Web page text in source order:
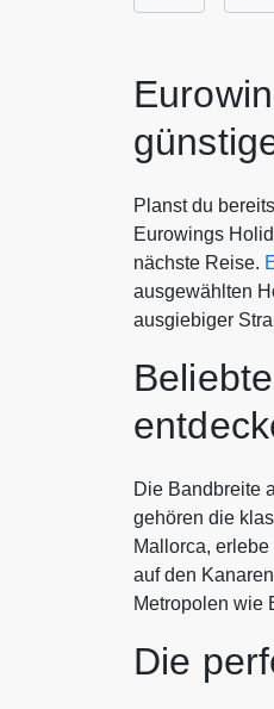
Planst du
Eurowings
nächste Reise.
ausgewählten
ausgiebiger
Die Bandbreite
gehören die
Mallorca,
auf den
Metropolen wie
Die